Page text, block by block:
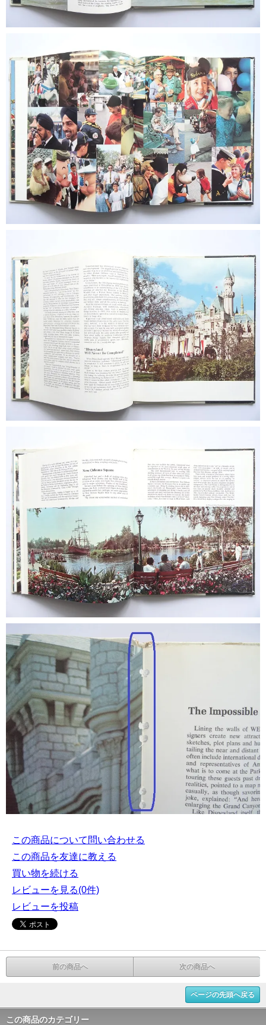
この商品について問い合わせる
この商品を友達に教える
買い物を続ける
レビューを見る(0件)
レビューを投稿
前の商品へ 次の商品へ
ページの先頭へ戻る
この商品のカテゴリー